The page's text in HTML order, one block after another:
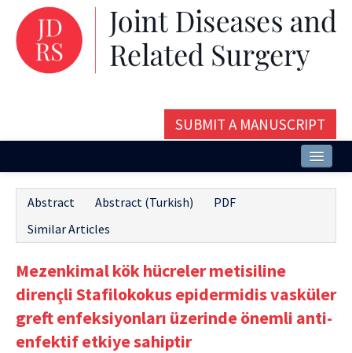
SUBMIT A MANUSCRIPT
Issues and Articles
Editorial Board
Instructions
Aims and Scope
Abstract Abstract (Turkish)
PDF
Similar Articles
Mezenkimal kök hücreler metisiline
dirençli Stafilokokus epidermidis vasküler
greft enfeksiyonları üzerinde önemli anti-
enfektif etkiye sahiptir